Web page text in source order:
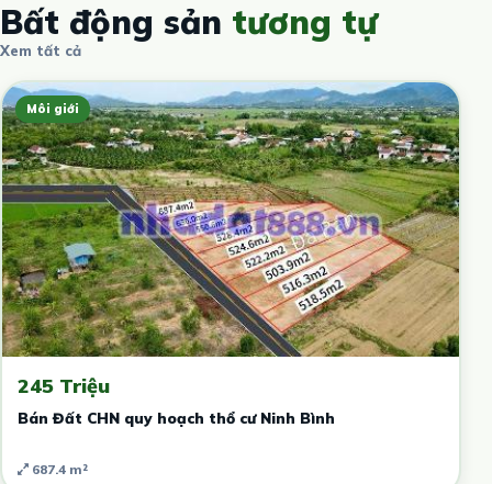
Bất động sản tương tự
Xem tất cả
Môi giới
245 Triệu
Bán Đất CHN quy hoạch thổ cư Ninh Bình
687.4 m²